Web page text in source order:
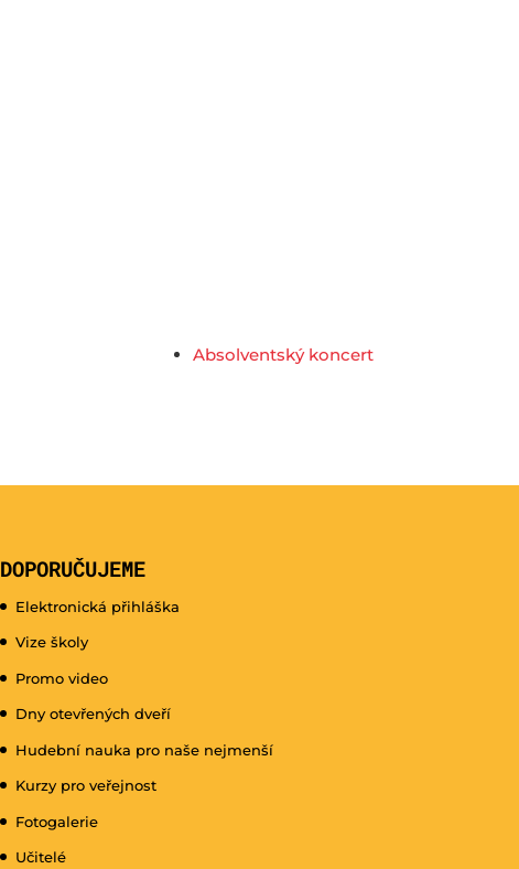
Absolventský koncert
DOPORUČUJEME
Elektronická přihláška
Vize školy
Promo video
Dny otevřených dveří
Hudební nauka pro naše nejmenší
Kurzy pro veřejnost
Fotogalerie
Učitelé